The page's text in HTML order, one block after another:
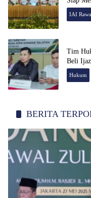
IAI
Tim
Beli
Hukum
BERITA